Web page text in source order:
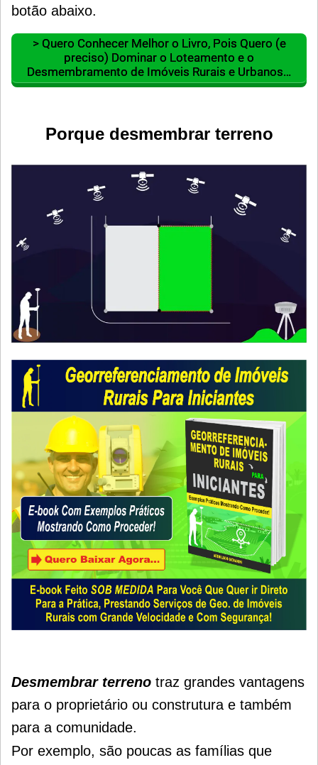
botão abaixo.
> Quero Conhecer Melhor o Livro, Pois Quero (e
preciso) Dominar o Loteamento e o
Desmembramento de Imóveis Rurais e Urbanos…
Porque desmembrar terreno
Desmembrar terreno traz grandes vantagens
para o proprietário ou construtura e também
para a comunidade.
Por exemplo, são poucas as famílias que